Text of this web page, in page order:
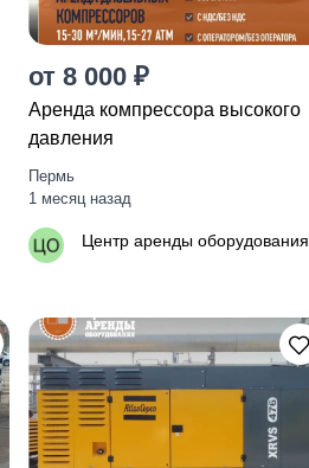
от 8 000 ₽
Аренда компрессора высокого
давления
Пермь
1 месяц назад
Центр аренды оборудования